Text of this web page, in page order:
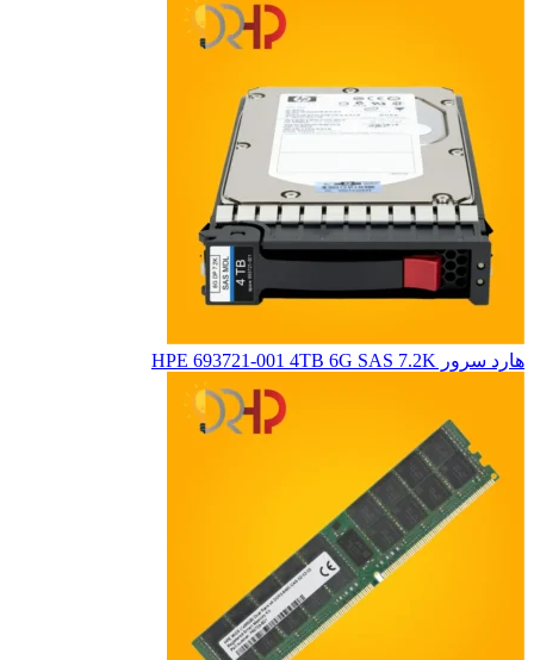
هارد سرور HPE 693721-001 4TB 6G SAS 7.2K